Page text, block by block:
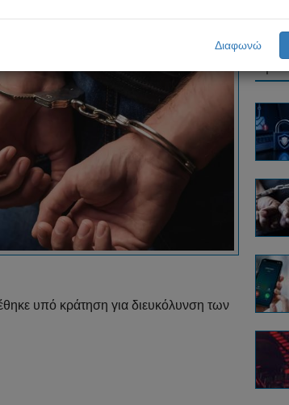
υπό κράτηση για διευκόλυνση των
Διαφωνώ